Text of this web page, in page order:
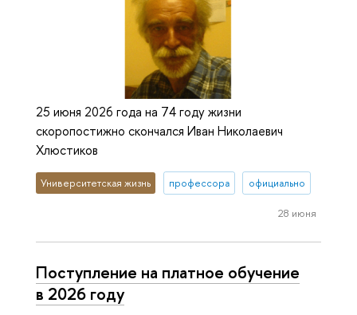
25 июня 2026 года на 74 году жизни
скоропостижно скончался Иван Николаевич
Хлюстиков
Университетская жизнь профессора официально
28 июня
Поступление на платное обучение
в 2026 году